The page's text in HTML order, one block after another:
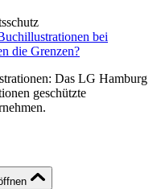
bei
die Grenzen?
Das LG Hamburg
geschützte